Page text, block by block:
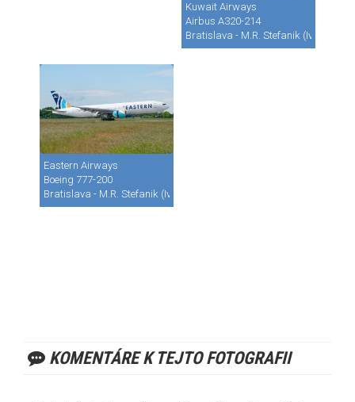
Kuwait Airways
Airbus A320-214
Bratislava - M.R. Stefanik (Ivanka)
Eastern Airways
Boeing 777-200
Bratislava - M.R. Stefanik (Ivanka) (BTS / LZIB)
KOMENTÁRE K TEJTO FOTOGRAFII